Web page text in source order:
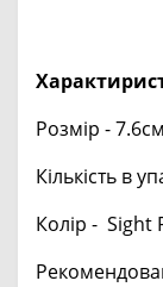
Розмір -
Кількість в
Колір - Sight